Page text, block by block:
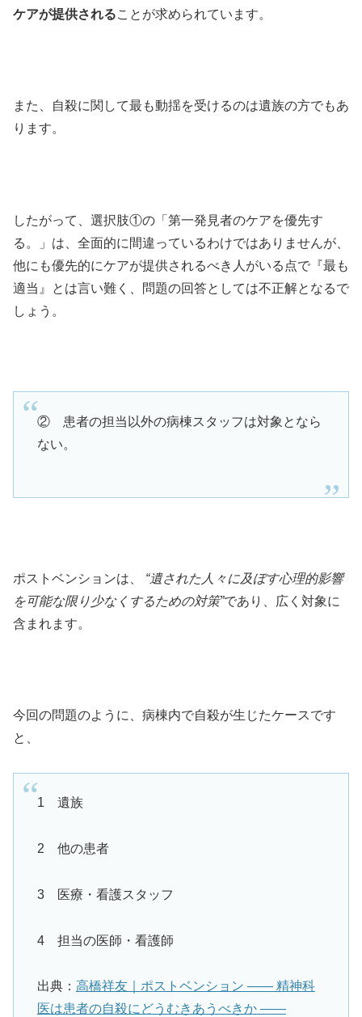
ケアが提供されることが求められています。
また、自殺に関して最も動揺を受けるのは遺族の方でもあ
ります。
したがって、選択肢①の「第一発見者のケアを優先す
る。」は、全面的に間違っているわけではありませんが、
他にも優先的にケアが提供されるべき人がいる点で『最も
適当』とは言い難く、問題の回答としては不正解となるで
しょう。
② 患者の担当以外の病棟スタッフは対象となら
ない。
ポストベンションは、 “遺された人々に及ぼす心理的影響
を可能な限り少なくするための対策”であり、広く対象に
含まれます。
今回の問題のように、病棟内で自殺が生じたケースです
と、
1 遺族
2 他の患者
3 医療・看護スタッフ
4 担当の医師・看護師
出典： 高橋祥友｜ポストベンション ―― 精神科
医は患者の自殺にどうむきあうべきか ――